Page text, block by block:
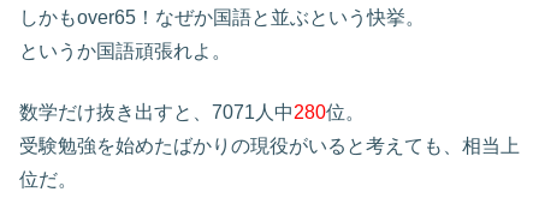
しかもover65！なぜか国語と並ぶという快挙。
というか国語頑張れよ。
数学だけ抜き出すと、7071人中280位。
受験勉強を始めたばかりの現役がいると考えても、相当上
位だ。